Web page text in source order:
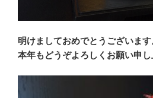
明けましておめでとうございます
本年もどうぞよろしくお願い申し